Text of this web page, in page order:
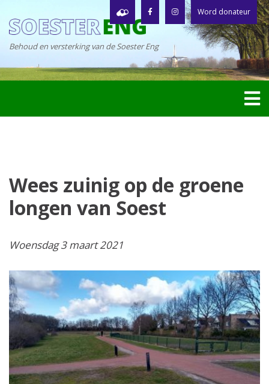
Word donateur
Behoud en versterking van de Soester Eng
Wees zuinig op de groene
longen van Soest
Woensdag 3 maart 2021